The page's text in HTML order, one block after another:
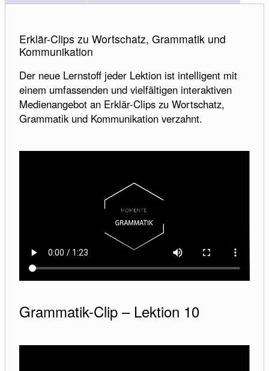
Erklär-Clips zu Wortschatz, Grammatik und
Kommunikation
Der neue Lernstoff jeder Lektion ist intelligent mit
einem umfassenden und vielfältigen interaktiven
Medienangebot an Erklär-Clips zu Wortschatz,
Grammatik und Kommunikation verzahnt.
Grammatik-Clip – Lektion 10
Ihre Anfrage:
Abbrechen